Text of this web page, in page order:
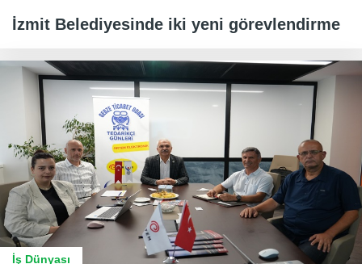
İzmit Belediyesinde iki yeni görevlendirme
İş Dünyası